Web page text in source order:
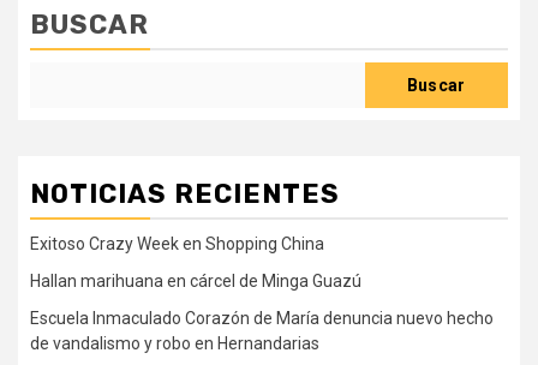
BUSCAR
Buscar
NOTICIAS RECIENTES
Exitoso Crazy Week en Shopping China
Hallan marihuana en cárcel de Minga Guazú
Escuela Inmaculado Corazón de María denuncia nuevo hecho
de vandalismo y robo en Hernandarias